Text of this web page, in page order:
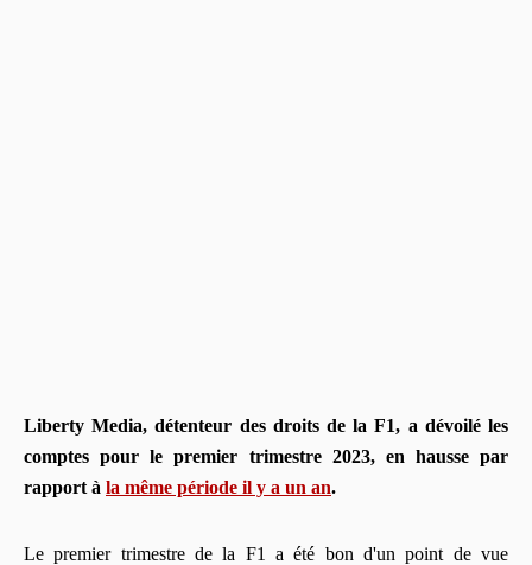
Liberty Media, détenteur des droits de la F1, a dévoilé les
comptes pour le premier trimestre 2023, en hausse par
rapport à la même période il y a un an.
Le premier trimestre de la F1 a été bon d'un point de vue